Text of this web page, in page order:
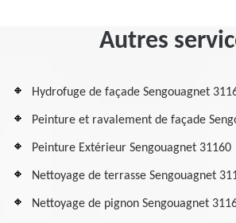
Autres
Hydrofuge de façade Sengouagnet
Peinture et ravalement de façade
Peinture Extérieur Sengouagnet 31160
Nettoyage de terrasse Sengouagnet
Nettoyage de pignon Sengouagnet